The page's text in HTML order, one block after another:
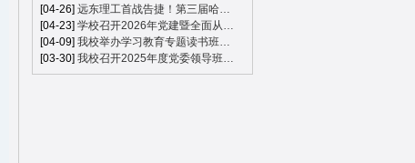
[04-26] 远东理工首战告捷！第三届哈…
[04-23] 学校召开2026年党建暨全面从…
[04-09] 我校举办学习教育专题读书班…
[03-30] 我校召开2025年度党委领导班…